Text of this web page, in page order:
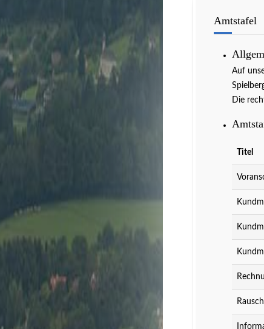
Amtstafel
Auf
Die
Titel